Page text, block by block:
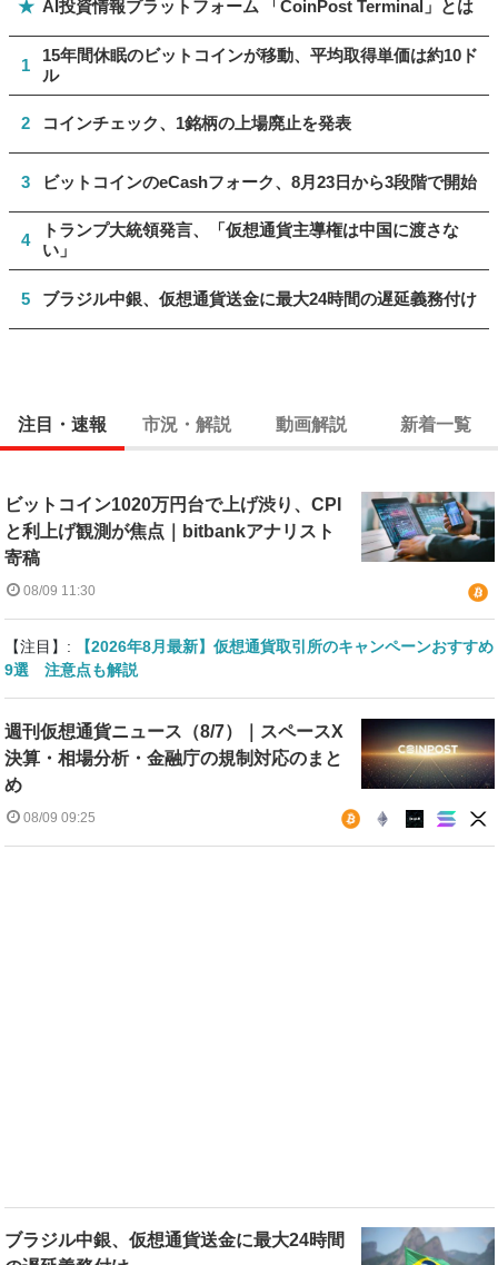
★ AI投資情報プラットフォーム 「CoinPost Terminal」とは
1
15年間休眠のビットコインが移動、平均取得単価は約10ド
ル
2 コインチェック、1銘柄の上場廃止を発表
3 ビットコインのeCashフォーク、8月23日から3段階で開始
4
トランプ大統領発言、「仮想通貨主導権は中国に渡さな
い」
5 ブラジル中銀、仮想通貨送金に最大24時間の遅延義務付け
注目・速報 市況・解説 動画解説 新着一覧
ビットコイン1020万円台で上げ渋り、CPI
と利上げ観測が焦点｜bitbankアナリスト
寄稿
08/09 11:30
【注目】:
【2026年8月最新】仮想通貨取引所のキャンペーンおすすめ
9選 注意点も解説
週刊仮想通貨ニュース（8/7）｜スペースX
決算・相場分析・金融庁の規制対応のまと
め
08/09 09:25
ブラジル中銀、仮想通貨送金に最大24時間